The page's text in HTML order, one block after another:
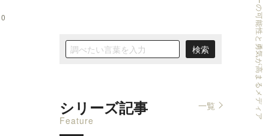
0
シリーズ記事
Feature
一覧 ライターの可能性と勇気が高まるメディア